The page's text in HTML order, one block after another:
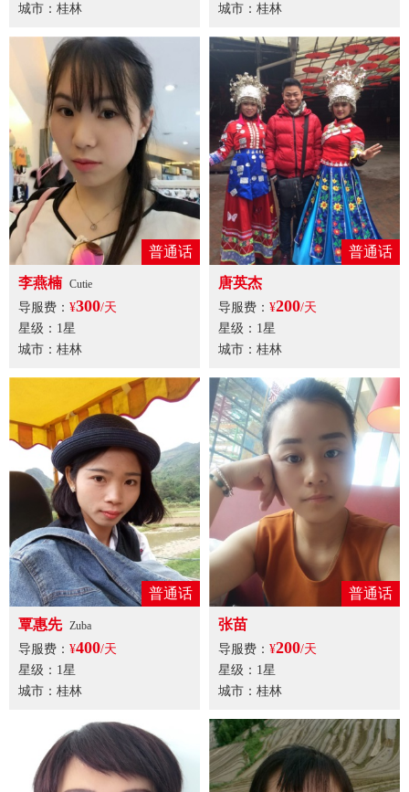
城市：桂林
城市：桂林
普通话
李燕楠 Cutie
导服费： ¥300/天
星级：1星
城市：桂林
普通话
唐英杰
导服费： ¥200/天
星级：1星
城市：桂林
普通话
覃惠先 Zuba
导服费： ¥400/天
星级：1星
城市：桂林
普通话
张苗
导服费： ¥200/天
星级：1星
城市：桂林